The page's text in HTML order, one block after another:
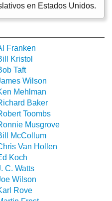
en Estados Unidos.
Franken
Kristol
Taft
Wilson
Mehlman
Baker
Toombs
Musgrove
McCollum
Van Hollen
Koch
C. Watts
Wilson
Rove